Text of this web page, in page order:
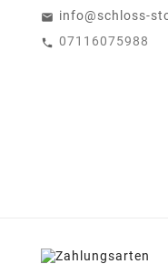
info@schloss-
07116075988